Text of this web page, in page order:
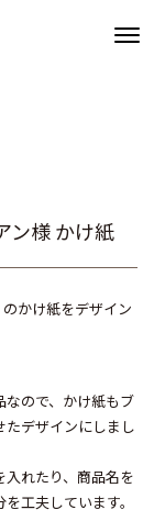
ン様 かけ紙
かけ紙をデザイン
ので、かけ紙もブ
デザインにしまし
れたり、商品名を
工夫しています。